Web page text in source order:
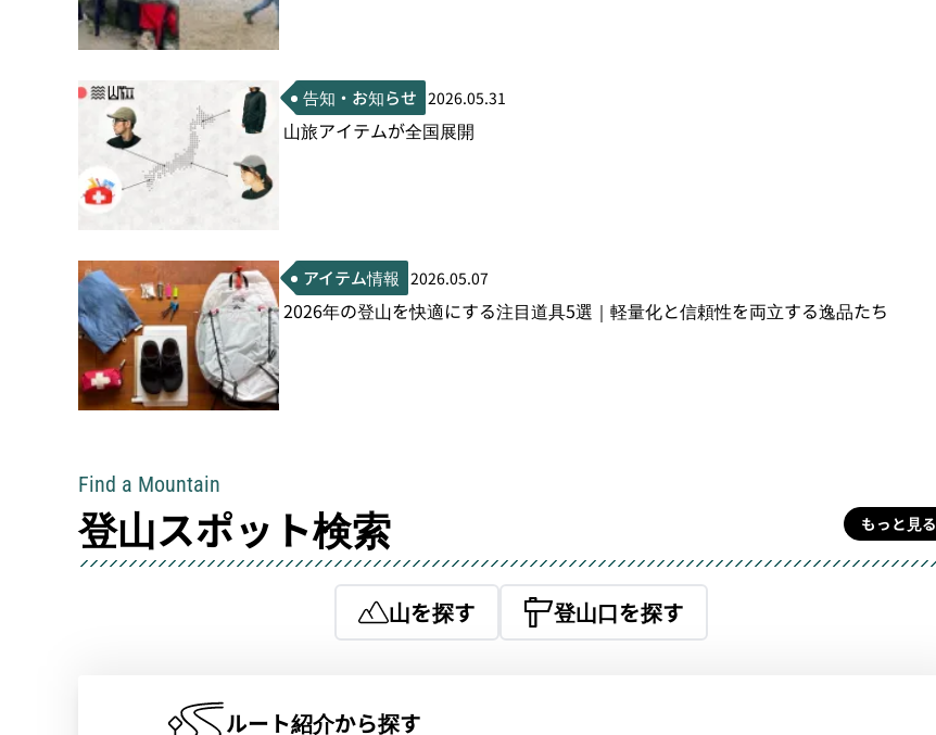
告知・お知らせ 2026.05.31
山旅アイテムが全国展開
アイテム情報 2026.05.07
2026年の登山を快適にする注目道具5選｜軽量化と信頼性を両立する逸品たち
Find a Mountain
登山スポット検索 もっと見る
山を探す 登山口を探す
ルート紹介から探す